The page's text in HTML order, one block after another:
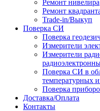
Ремонт нивелира
Ремонт
Trade-in/Выкуп
Поверка СИ
Поверка
Измерители
Измерители
Поверка СИ в
температурных
Поверка
Доставка/Оплата
Контакты